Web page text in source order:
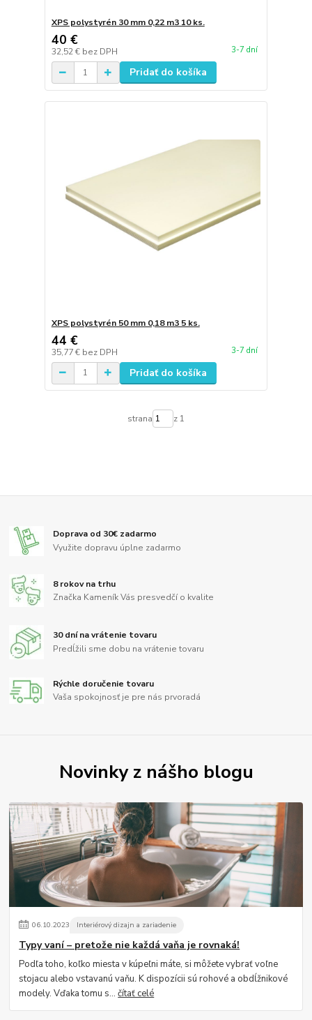
XPS polystyrén 30 mm 0,22 m3 10 ks.
40 €
32,52 € bez DPH 3-7 dní
Pridať do košíka
XPS polystyrén 50 mm 0,18 m3 5 ks.
44 €
35,77 € bez DPH 3-7 dní
Pridať do košíka
strana z 1
Doprava od 30€ zadarmo
Využite dopravu úplne zadarmo
8 rokov na trhu
Značka Kameník Vás presvedčí o kvalite
30 dní na vrátenie tovaru
Predĺžili sme dobu na vrátenie tovaru
Rýchle doručenie tovaru
Vaša spokojnosť je pre nás prvoradá
Novinky z nášho blogu
06.10.2023 Interiérový dizajn a zariadenie
Typy vaní – pretože nie každá vaňa je rovnaká!
Podľa toho, koľko miesta v kúpeľni máte, si môžete vybrať voľne
stojacu alebo vstavanú vaňu. K dispozícii sú rohové a obdĺžnikové
modely. Vďaka tomu s...čítať celé